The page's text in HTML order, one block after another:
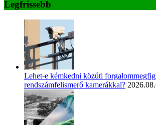
Legfrissebb
Lehet-e kémkedni közúti
rendszámfelismerő kamerákkal?